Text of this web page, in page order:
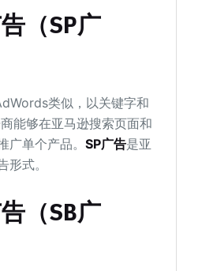
（SP广
类似，以关键字和
能够在亚马逊搜索页面和
广单个产品。SP广告是亚
形式。
（SB广